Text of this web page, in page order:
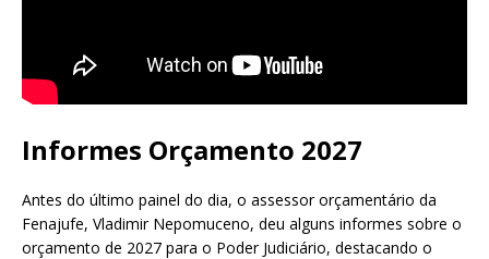
Informes Orçamento 2027
Antes do último painel do dia, o assessor orçamentário da
Fenajufe, Vladimir Nepomuceno, deu alguns informes sobre o
orçamento de 2027 para o Poder Judiciário, destacando o